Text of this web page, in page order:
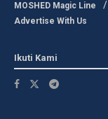
MOSHED Magic Line
Advertise With Us
Ikuti Kami